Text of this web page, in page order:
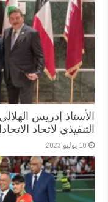
الأستاذ إدريس
التنفيذي لاتحاد
10 يوليو,2023